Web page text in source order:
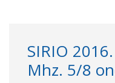
SIRIO
Mhz. 5/8